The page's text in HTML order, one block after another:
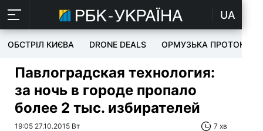
UA
ОБСТРІЛ КИЄВА DRONE DEALS ОРМУЗЬКА ПРОТОКА
Павлоградская технология:
за ночь в городе пропало
более 2 тыс. избирателей
19:05 27.10.2015 Вт 7 хв